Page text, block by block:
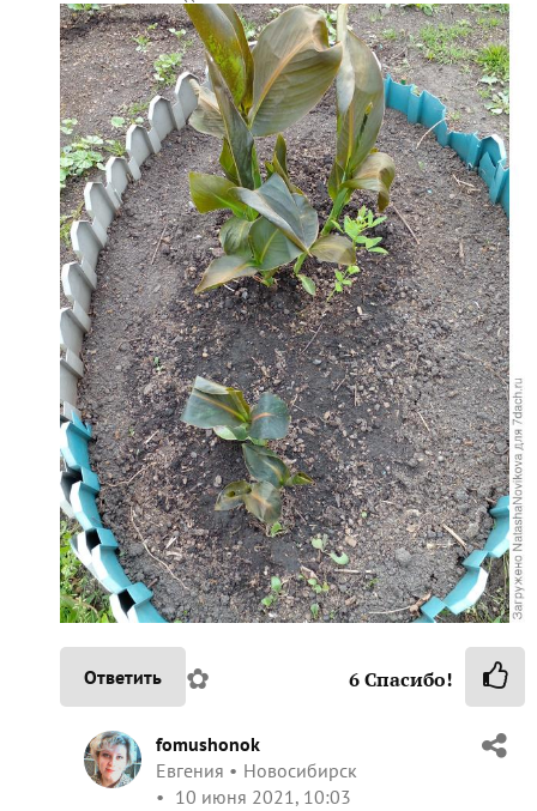
Ответить ✿ 6Спасибо!
fomushonok
Евгения
Новосибирск
10 июня 2021, 10:03